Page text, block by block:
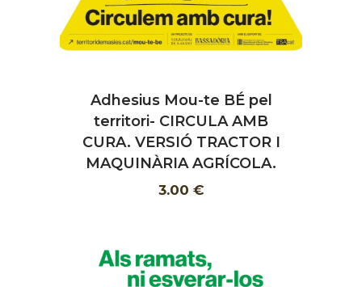
AFEGIR
Adhesius Mou-te BÉ pel
territori- CIRCULA AMB
CURA. VERSIÓ TRACTOR I
MAQUINÀRIA AGRÍCOLA.
3.00 €